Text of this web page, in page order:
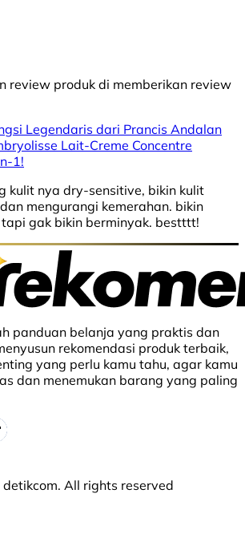
review produk di memberikan review
Legendaris dari Prancis Andalan
Lait-Creme Concentre
1!
kulit nya dry-sensitive, bikin kulit
mengurangi kemerahan. bikin
gak bikin berminyak. bestttt!
panduan belanja yang praktis dan
rekomendasi produk terbaik,
yang perlu kamu tahu, agar kamu
dan menemukan barang yang paling
All rights reserved